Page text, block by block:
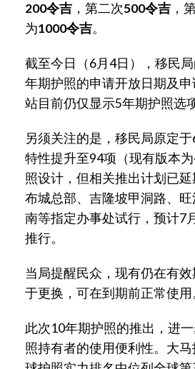
200令吉 ，第二次500令吉 ，
为1000令吉。
截至今日（6月4日），移民
年期护照的申请开放日期及
站目前仍仅显示5年期护照选
另须关注的是，移民局原定
特性提升至94项（现有版本
照设计，但相关推出计划已
布城总部、吉隆坡甲洞路、
南等指定办事处试行，预计7
推行。
当局提醒民众，现有仍在有
于更换，可在到期前正常使用
此次10年期护照的推出，进
照持有者的使用便利性。大